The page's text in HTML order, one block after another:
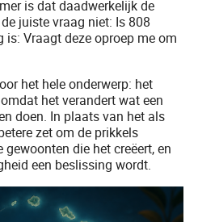
is dat daadwerkelijk de
juiste vraag niet: Is 808
is: Vraagt deze oproep me om
het hele onderwerp: het
het verandert wat een
doen. In plaats van het als
zet om de prikkels
die het creëert, en
een beslissing wordt.